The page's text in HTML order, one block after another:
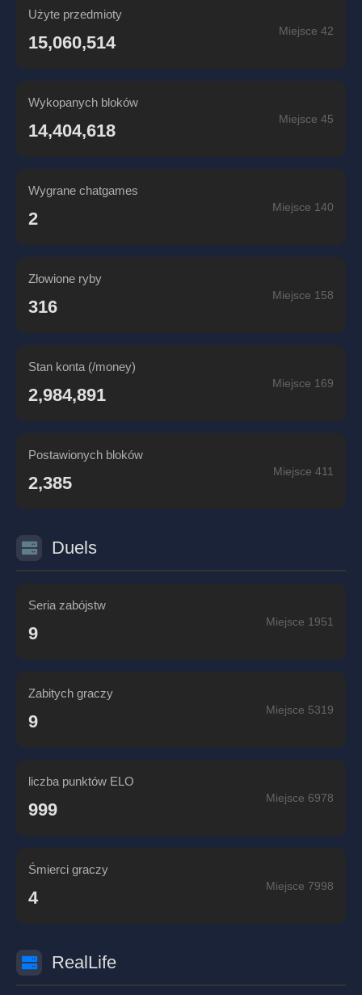
Użyte przedmioty
15,060,514
Miejsce 42
Wykopanych bloków
14,404,618
Miejsce 45
Wygrane chatgames
2
Miejsce 140
Złowione ryby
316
Miejsce 158
Stan konta (/money)
2,984,891
Miejsce 169
Postawionych bloków
2,385
Miejsce 411
Duels
Seria zabójstw
9
Miejsce 1951
Zabitych graczy
9
Miejsce 5319
liczba punktów ELO
999
Miejsce 6978
Śmierci graczy
4
Miejsce 7998
RealLife